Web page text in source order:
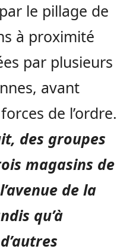
le pillage de
à proximité
par plusieurs
avant
de l’ordre.
des groupes
magasins de
de la
qu’à